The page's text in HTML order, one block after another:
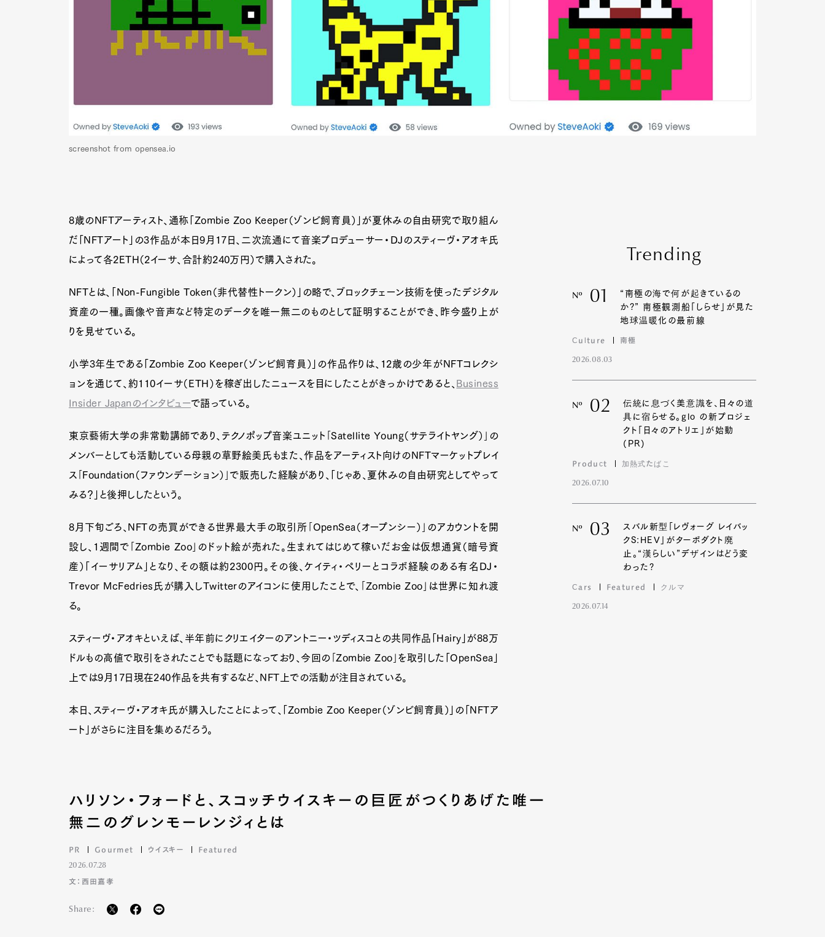
screenshot from opensea.io
8歳のNFTアーティスト、通称「Zombie Zoo Keeper（ゾンビ飼育員）」が夏休みの自由研究で取り組ん
だ「NFTアート」の3作品が本日9月17日、二次流通にて音楽プロデューサー・DJのスティーヴ・アオキ氏
によって各2ETH（2イーサ、合計約240万円）で購入された。
NFTとは、「Non-Fungible Token（非代替性トークン）」の略で、ブロックチェーン技術を使ったデジタル
資産の一種。画像や音声など特定のデータを唯一無二のものとして証明することができ、昨今盛り上が
りを見せている。
小学3年生である「Zombie Zoo Keeper（ゾンビ飼育員）」の作品作りは、12歳の少年がNFTコレクシ
ョンを通じて、約110イーサ（ETH）を稼ぎ出したニュースを目にしたことがきっかけであると、
Business
Insider Japanのインタビューで語っている。
東京藝術大学の非常勤講師であり、テクノポップ音楽ユニット｢Satellite Young（サテライトヤング）｣の
メンバーとしても活動している母親の草野絵美氏もまた、作品をアーティスト向けのNFTマーケットプレイ
ス｢Foundation（ファウンデーション）｣で販売した経験があり、「じゃあ、夏休みの自由研究としてやって
みる？」と後押ししたという。
8月下旬ごろ、NFTの売買ができる世界最大手の取引所｢OpenSea（オープンシー）｣のアカウントを開
設し、1週間で｢Zombie Zoo｣のドット絵が売れた。生まれてはじめて稼いだお金は仮想通貨（暗号資
産）「イーサリアム」となり、その額は約2300円。その後、ケイティ・ペリーとコラボ経験のある有名DJ・
Trevor McFedries氏が購入しTwitterのアイコンに使用したことで、｢Zombie Zoo｣は世界に知れ渡
る。
スティーヴ・アオキといえば、半年前にクリエイターのアントニー・ツディスコとの共同作品「Hairy」が88万
ドルもの高値で取引をされたことでも話題になっており、今回の｢Zombie Zoo｣を取引した「OpenSea」
上では9月17日現在240作品を共有するなど、NFT上での活動が注目されている。
本日、スティーヴ・アオキ氏が購入したことによって、「Zombie Zoo Keeper（ゾンビ飼育員）」の「NFTア
ート」がさらに注目を集めるだろう。
Trending
Nº 01
“南極の海で何が起きているの
か?” 南極観測船「しらせ」が見た
地球温暖化の最前線
Culture 南極
2026.08.03
Nº 02
伝統に息づく美意識を、日々の道
具に宿らせる。glo の新プロジェ
クト「日々のアトリエ」が始動
(PR)
Product 加熱式たばこ
2026.07.10
Nº 03
スバル新型「レヴォーグ レイバッ
クS:HEV」がターボダクト廃
止。“漢らしい”デザインはどう変
わった?
Cars Featured クルマ
2026.07.14
ハリソン・フォードと、スコッチウイスキーの巨匠がつくりあげた唯一
無二のグレンモーレンジィとは
PR Gourmet ウイスキー Featured
2026.07.28
文：西田嘉孝
Share: